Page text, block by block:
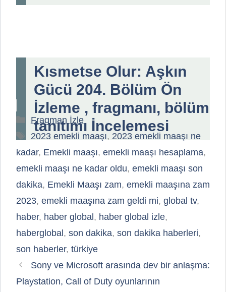
Kısmetse Olur: Aşkın
Gücü 204. Bölüm Ön
İzleme , fragmanı, bölüm
tanıtımı İncelemesi
Kategoriler
Fragman İzle
Etiketler
2023 emekli maaşı, 2023 emekli maaşı ne
kadar, Emekli maaşı, emekli maaşı hesaplama,
emekli maaşı ne kadar oldu, emekli maaşı son
dakika, Emekli Maaşı zam, emekli maaşına zam
2023, emekli maaşına zam geldi mi, global tv,
haber, haber global , haber global izle,
haberglobal , son dakika, son dakika haberleri,
son haberler, türkiye
Sony ve Microsoft arasında dev bir anlaşma:
Playstation, Call of Duty oyunlarının